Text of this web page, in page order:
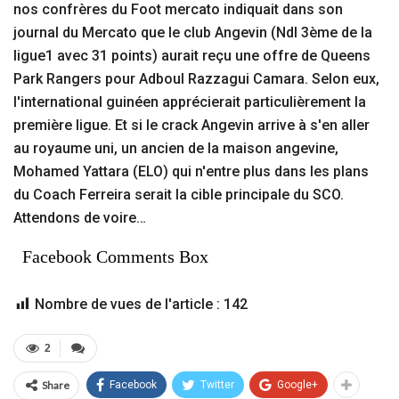
nos confrères du Foot mercato indiquait dans son
journal du Mercato que le club Angevin (Ndl 3ème de la
ligue1 avec 31 points) aurait reçu une offre de Queens
Park Rangers pour Adboul Razzagui Camara. Selon eux,
l'international guinéen apprécierait particulièrement la
première ligue. Et si le crack Angevin arrive à s'en aller
au royaume uni, un ancien de la maison angevine,
Mohamed Yattara (ELO) qui n'entre plus dans les plans
du Coach Ferreira serait la cible principale du SCO.
Attendons de voire…
Facebook Comments Box
Nombre de vues de l'article : 142
2
Share Facebook Twitter Google+